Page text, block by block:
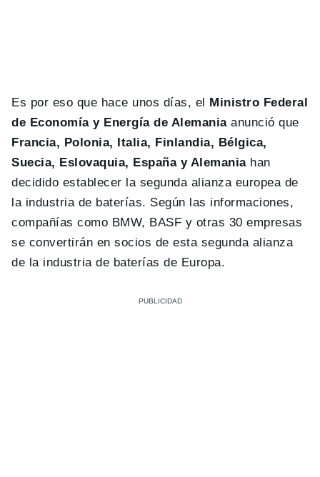
Es por eso que hace unos días, el Ministro Federal
de Economía y Energía de Alemaniaanunció que
Francia, Polonia, Italia, Finlandia, Bélgica,
Suecia, Eslovaquia, España y Alemaniahan
decidido establecer la segunda alianza europea de
la industria de baterías. Según las informaciones,
compañías como BMW, BASF y otras 30 empresas
se convertirán en socios de esta segunda alianza
de la industria de baterías de Europa.